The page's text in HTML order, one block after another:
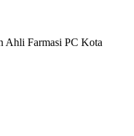
Ahli Farmasi PC Kota